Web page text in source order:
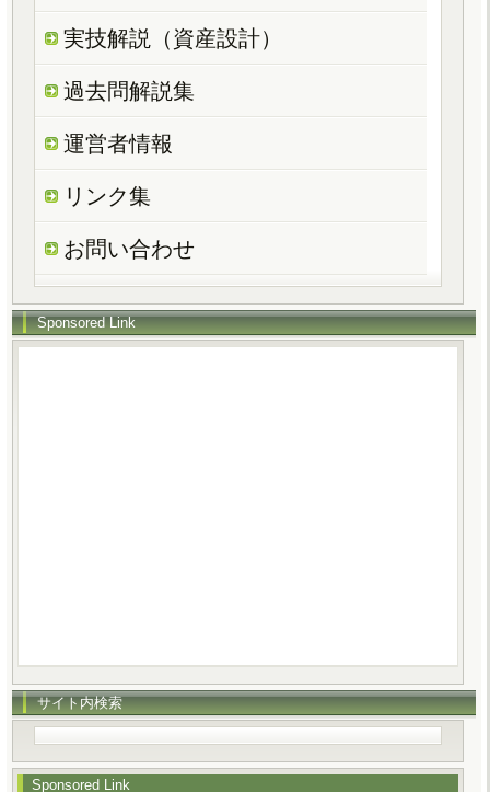
実技解説（資産設計）
過去問解説集
運営者情報
リンク集
お問い合わせ
Sponsored Link
サイト内検索
Sponsored Link